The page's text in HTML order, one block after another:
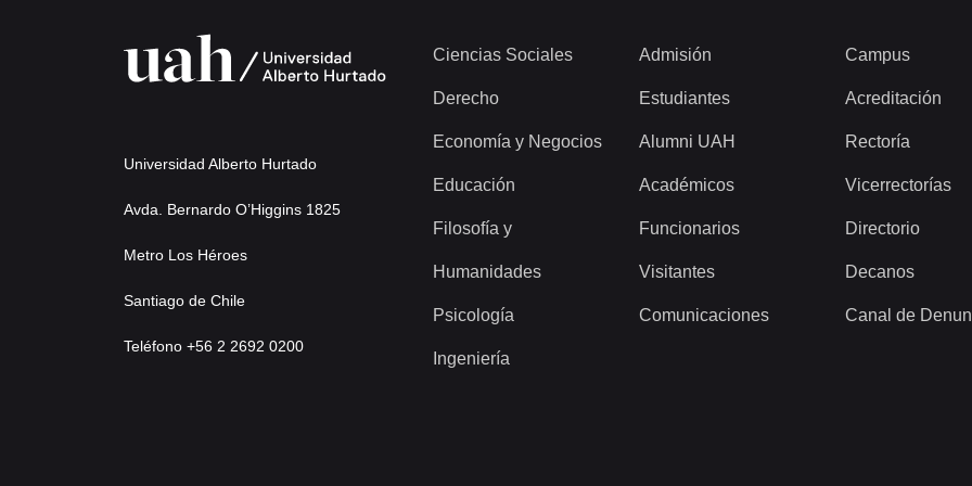
Universidad Alberto Hurtado
Avda. Bernardo O’Higgins 1825
Metro Los Héroes
Santiago de Chile
Teléfono +56 2 2692 0200
Ciencias Sociales
Derecho
Economía y Negocios
Educación
Filosofía y
Humanidades
Psicología
Ingeniería
Admisión
Estudiantes
Alumni UAH
Académicos
Funcionarios
Visitantes
Comunicaciones
Campus
Acreditación
Rectoría
Vicerrectorías
Directorio
Decanos
Canal de